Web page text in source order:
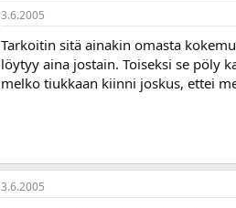
3.6.2005
Tarkoitin sitä ainakin omasta
löytyy aina jostain. Toiseksi se pöly
melko tiukkaan kiinni joskus, ettei
3.6.2005